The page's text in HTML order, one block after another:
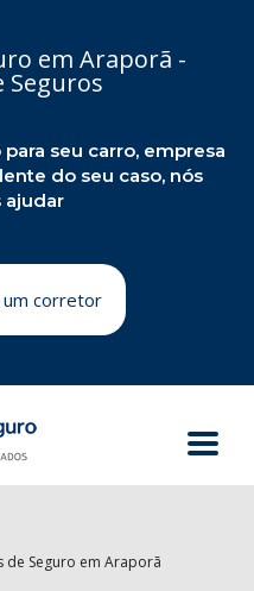
em Araporã -
Seguros
seu carro, empresa
do seu caso, nós
ajudar
um corretor
de Seguro em Araporã